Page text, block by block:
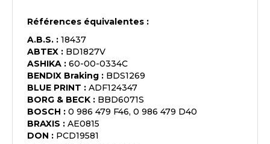
Références équivalentes :
A.B.S. : 18437
ABTEX : BD1827V
ASHIKA : 60-00-0334C
BENDIX Braking : BDS1269
BLUE PRINT : ADF124347
BORG & BECK : BBD6071S
BOSCH : 0 986 479 F46, 0 986 479 D40
BRAXIS : AE0815
DON : PCD19581